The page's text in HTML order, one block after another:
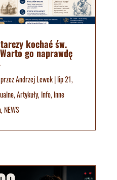
kochać św.
go naprawdę
Andrzej Lewek|lip 21,
,Artykuły, Info, Inne
,NEWS